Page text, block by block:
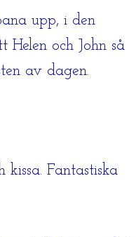
upp, i den
Helen och John så
av dagen.
kissa. Fantastiska